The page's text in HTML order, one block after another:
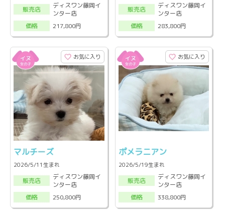
販売店
ディスワン藤岡イ
ンター店
価格
217,800円
販売店
ディスワン藤岡イ
ンター店
価格
283,800円
お気に入り
マルチーズ
2026/5/11生まれ
販売店
ディスワン藤岡イ
ンター店
価格
250,800円
お気に入り
ポメラニアン
2026/5/19生まれ
販売店
ディスワン藤岡イ
ンター店
価格
338,800円